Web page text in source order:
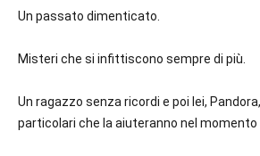
Un passato dimenticato.
Misteri che si infittiscono sempre di più.
Un ragazzo senza ricordi e poi lei,
particolari che la aiuteranno nel momento